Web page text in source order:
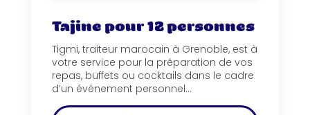
Tajine pour 12 personnes
Tigmi, traiteur marocain à Grenoble, est à
votre service pour la préparation de vos
repas, buffets ou cocktails dans le cadre
d’un événement personnel...